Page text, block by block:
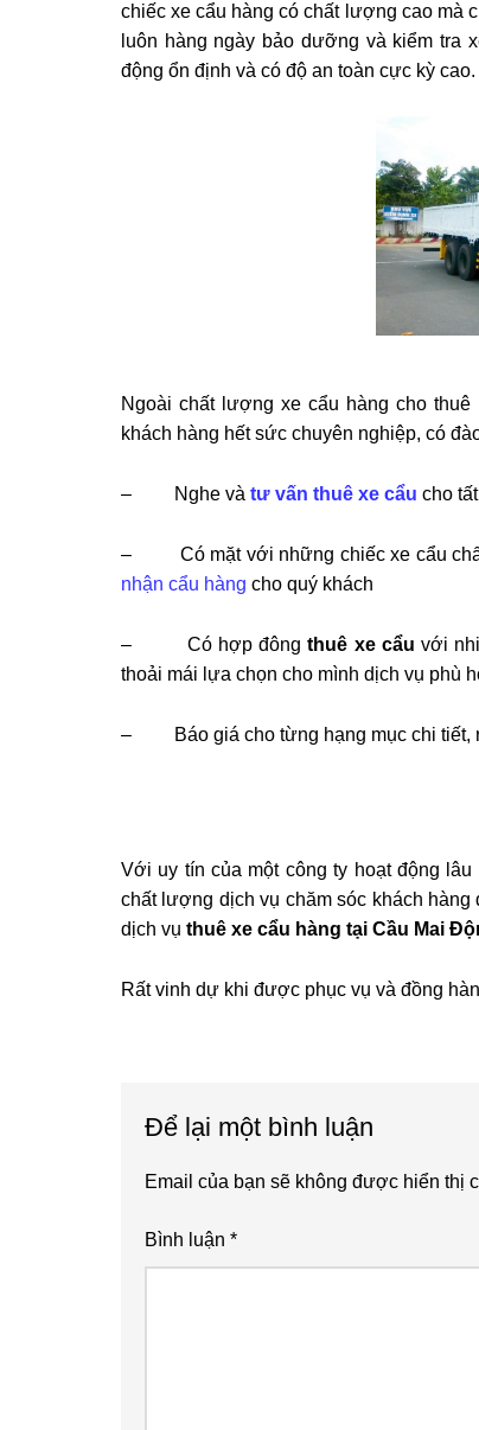
chiếc xe cẩu hàng có chất lượng cao mà
luôn hàng ngày bảo dưỡng và kiểm tra
động ổn định và có độ an toàn cực kỳ cao.
Ngoài chất lượng xe cẩu hàng cho
khách hàng hết sức chuyên nghiệp, có
– Nghe và tư vấn thuê xe cẩu cho
– Có mặt với những chiếc xe cẩu chất
nhận cẩu hàng cho quý khách
– Có hợp đôngthuê xe cẩu với
thoải mái lựa chọn cho mình dịch vụ phù
– Báo giá cho từng hạng mục chi tiết,
Với uy tín của một công ty hoạt động
chất lượng dịch vụ chăm sóc khách
dịch vụ thuê xe cẩu hàng tại Cầu Mai
Rất vinh dự khi được phục vụ và đồng
Interactions
Để lại một bình luận
Email của bạn sẽ không được hiển thị
Bình luận *